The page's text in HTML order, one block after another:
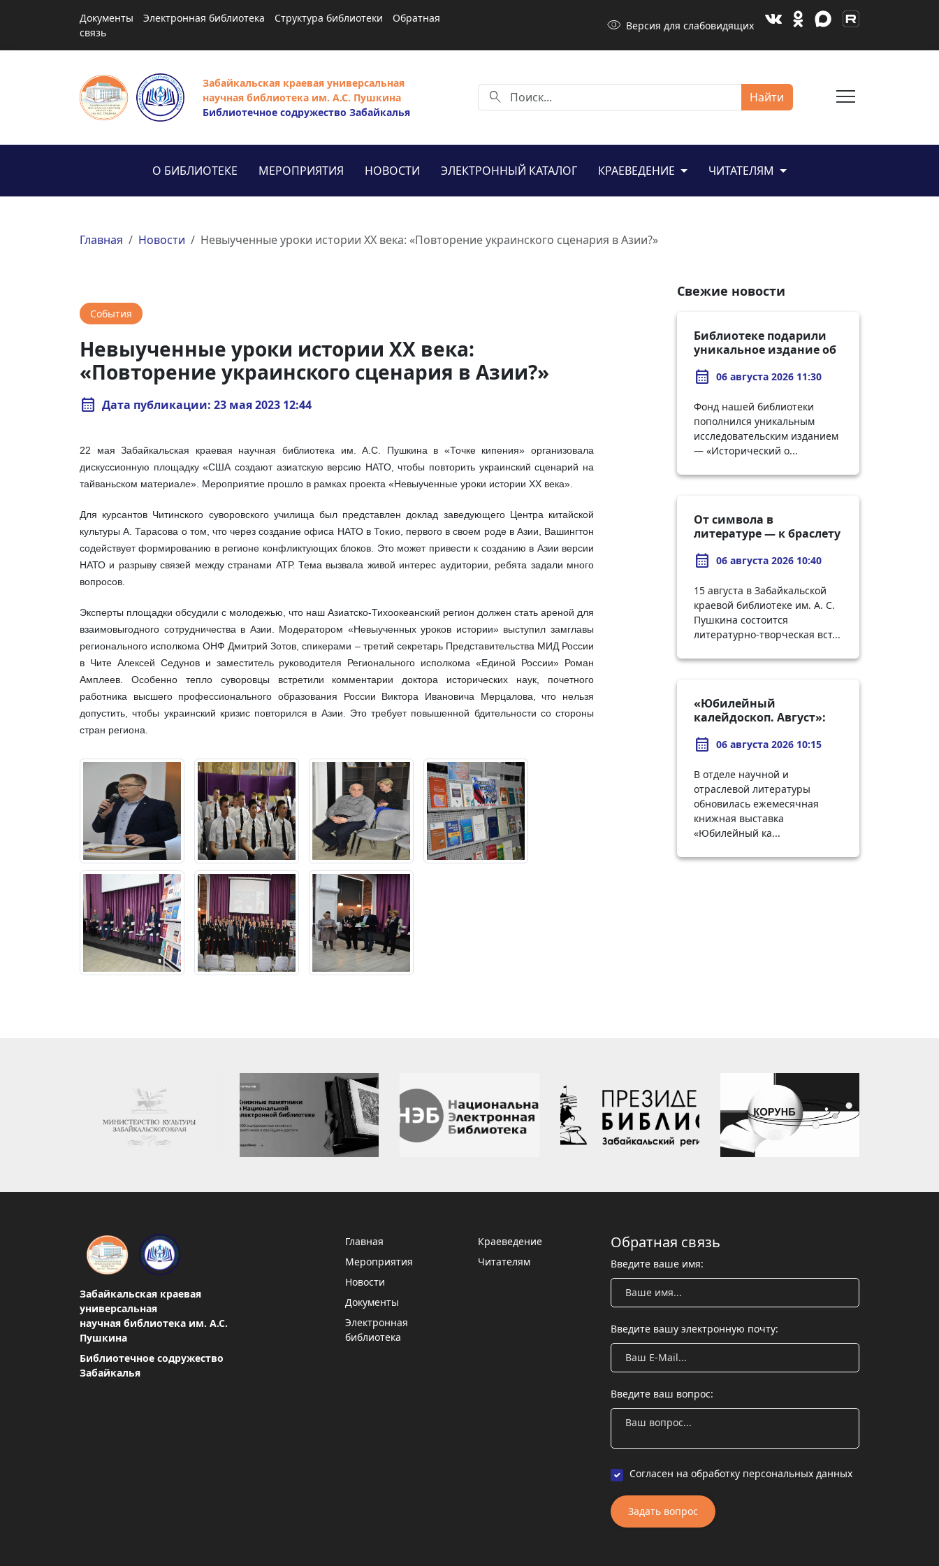
Документы Электронная библиотека Структура библиотеки
Обратная
связь
visibility Версия для слабовидящих
Забайкальская краевая универсальная
научная библиотека им. А.С. Пушкина
Библиотечное содружество Забайкалья
search Найти menu
О БИБЛИОТЕКЕ МЕРОПРИЯТИЯ НОВОСТИ ЭЛЕКТРОННЫЙ КАТАЛОГ КРАЕВЕДЕНИЕ ЧИТАТЕЛЯМ
Главная Новости Невыученные уроки истории XX века: «Повторение украинского сценария в Азии?»
События
Невыученные уроки истории XX века:
«Повторение украинского сценария в Азии?»
calendar_month Дата публикации: 23 мая 2023 12:44
22 мая Забайкальская краевая научная библиотека им. А.С. Пушкина в «Точке кипения» организовала
дискуссионную площадку «США создают азиатскую версию НАТО, чтобы повторить украинский сценарий на
тайваньском материале». Мероприятие прошло в рамках проекта «Невыученные уроки истории XX века».
Для курсантов Читинского суворовского училища был представлен доклад заведующего Центра китайской
культуры А. Тарасова о том, что через создание офиса НАТО в Токио, первого в своем роде в Азии, Вашингтон
содействует формированию в регионе конфликтующих блоков. Это может привести к созданию в Азии версии
НАТО и разрыву связей между странами АТР. Тема вызвала живой интерес аудитории, ребята задали много
вопросов.
Эксперты площадки обсудили с молодежью, что наш Азиатско-Тихоокеанский регион должен стать ареной для
взаимовыгодного сотрудничества в Азии. Модератором «Невыученных уроков истории» выступил замглавы
регионального исполкома ОНФ Дмитрий Зотов, спикерами – третий секретарь Представительства МИД России
в Чите Алексей Седунов и заместитель руководителя Регионального исполкома «Единой России» Роман
Амплеев. Особенно тепло суворовцы встретили комментарии доктора исторических наук, почетного
работника высшего профессионального образования России Виктора Ивановича Мерцалова, что нельзя
допустить, чтобы украинский кризис повторился в Азии. Это требует повышенной бдительности со стороны
стран региона.
Свежие новости
Библиотеке подарили
уникальное издание об
Забайкалья
calendar_month 06 августа 2026 11:30
Фонд нашей библиотеки
пополнился уникальным
исследовательским изданием
— «Исторический о...
От символа в
литературе — к браслету
вечер по Куприну
calendar_month 06 августа 2026 10:40
15 августа в Забайкальской
краевой библиотеке им. А. С.
Пушкина состоится
литературно-творческая вст...
«Юбилейный
калейдоскоп. Август»:
ученых и
calendar_month 06 августа 2026 10:15
В отделе научной и
отраслевой литературы
обновилась ежемесячная
книжная выставка
«Юбилейный ка...
Забайкальская краевая
универсальная
научная библиотека им. А.С.
Пушкина
Библиотечное содружество
Забайкалья
Главная
Мероприятия
Новости
Документы
Электронная
библиотека
Краеведение
Читателям
Обратная связь
Введите ваше имя:
Введите вашу электронную почту:
Введите ваш вопрос:
Согласен на обработку персональных данных
Задать вопрос